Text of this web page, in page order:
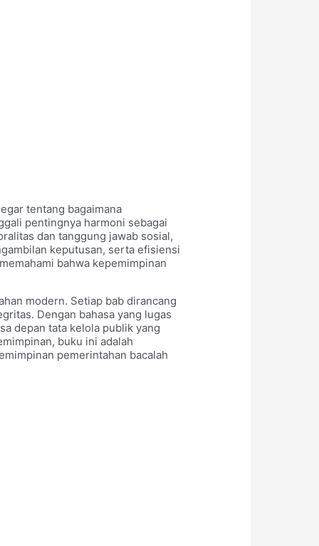
tentang bagaimana
pentingnya harmoni sebagai
dan tanggung jawab sosial,
keputusan, serta efisiensi
bahwa kepemimpinan
modern. Setiap bab dirancang
Dengan bahasa yang lugas
depan tata kelola publik yang
buku ini adalah
pemerintahan bacalah